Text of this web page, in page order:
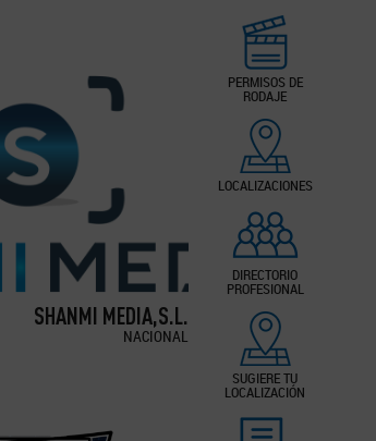
PERMISOS DE
RODAJE
LOCALIZACIONES
DIRECTORIO
PROFESIONAL
SUGIERE TU
LOCALIZACIÓN
SHANMI MEDIA,S.L.
NACIONAL